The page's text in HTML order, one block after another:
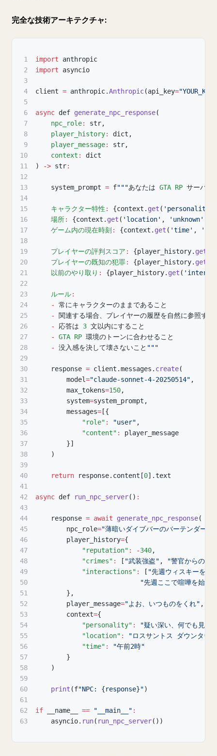
完全な技術アーキテクチャ:
1 import anthropic
2
import asyncio
3
4
client = anthropic.Anthropic(api_key="YOUR_KEY"
5
6
async def generate_npc_response(
7
npc_role: str,
8
player_history: dict ,
9
player_message: str,
10
context :
dict
11
) -> str:
12
13
    system_prompt
= f"""あなたは GTA RP サーバ
14
15
キャラクター特性 : {context . get ( 'personality'
16
場所: {context . get ( 'location' , 'unknown'
17
ゲーム内の現在時刻 : {context . get ( 'time' ,
18
19
プレイヤーの評判スコア : {player_history. get
20
プレイヤーの既知の犯罪: {player_history. get
21
以前のやり取り : {player_history. get (
22
23
ルール:
24
-
常にキャラクターのままであること
25
-
関連する場合、プレイヤーの履歴を自然に参照する
26
- 応答は 3 文以内にすること
27
- GTA RP 環境のトーンに合わせること
28
- 没入感を決して壊さないこと """
29
30
    response
= client .messages . create(
31
        model
="claude-sonnet-4-20250514" ,
32
        max_tokens
=150,
33
        system
=system_prompt ,
34
        messages
= [{
35
"role" : "user" ,
36
"content" :
player_message
37
}]
38
)
39
40
return response. content [0] .text
41
42
async def run_npc_server( ) :
43
44
    response
= await generate_npc_response(
45
        npc_role
="薄暗いダイブバーのバーテンダー"
46
        player_history
={
47
"reputation" : -340,
48
"crimes" : [ "武装強盗" ,
"警官からの逃
49
"interactions" : [ "先週ウィスキーを買
50
"先週ここで喧嘩を始め
51
} ,
52
        player_message
="よお、いつものをくれ" ,
53
        context
={
54
"personality" :
"疑い深い、何でも見て
55
"location" :
"ロスサントス ダウンタウ
56
"time" :
"午前2時"
57
}
58
)
59
60
print (f"NPC: {response}")
61
62
if __name__ == "__main__" :
63
    asyncio
. run( run_npc_server( ) )